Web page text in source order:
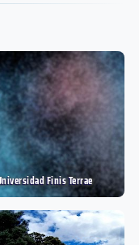
Finis Terrae